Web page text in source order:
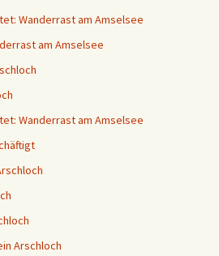
Wanderrast am Amselsee
am Amselsee
Wanderrast am Amselsee
Arschloch